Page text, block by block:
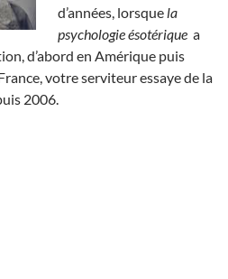
d’années, lorsque la
psychologie ésotérique a
d’abord en Amérique puis
votre serviteur essaye de la
2006.